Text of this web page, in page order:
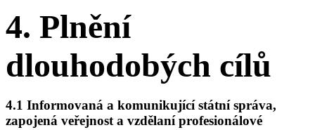
4. Plnění
dlouhodobých cílů
4.1 Informovaná a komunikující státní správa,
zapojená veřejnost a vzdělaní profesionálové